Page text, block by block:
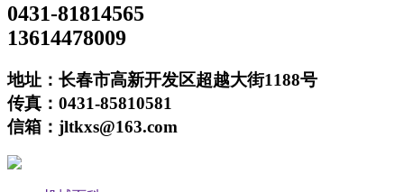
0431-81814565
13614478009
地址：长春市高新开发区超越大街1188号
传真：0431-85810581
信箱：jltkxs@163.com